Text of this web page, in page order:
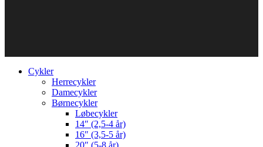
Cykler
Herrecykler
Damecykler
Børnecykler
Løbecykler
14″ (2,5-4 år)
16″ (3,5-5 år)